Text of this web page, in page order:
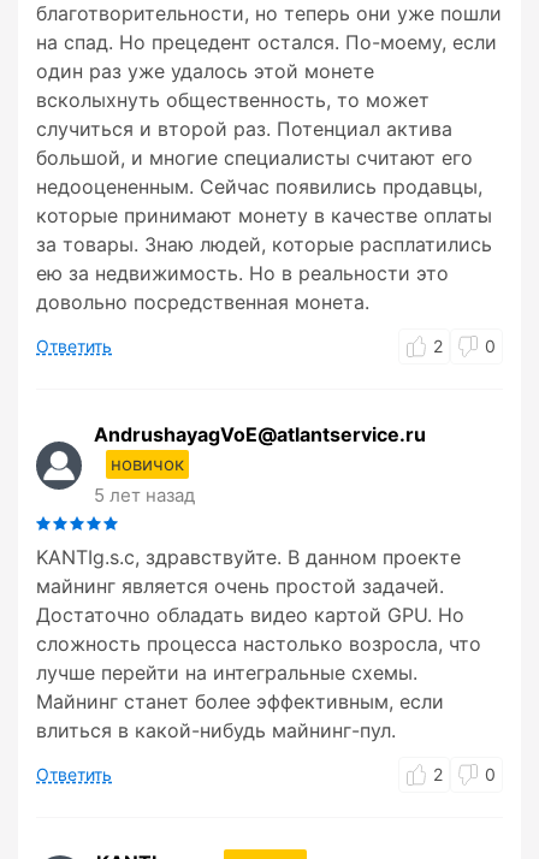
благотворительности, но теперь они уже пошли
на спад. Но прецедент остался. По-моему, если
один раз уже удалось этой монете
всколыхнуть общественность, то может
случиться и второй раз. Потенциал актива
большой, и многие специалисты считают его
недооцененным. Сейчас появились продавцы,
которые принимают монету в качестве оплаты
за товары. Знаю людей, которые расплатились
ею за недвижимость. Но в реальности это
довольно посредственная монета.
Ответить 2 0
AndrushayagVoE@atlantservice.ru
новичок
5 лет назад
KANTIg.s.c, здравствуйте. В данном проекте
майнинг является очень простой задачей.
Достаточно обладать видео картой GPU. Но
сложность процесса настолько возросла, что
лучше перейти на интегральные схемы.
Майнинг станет более эффективным, если
влиться в какой-нибудь майнинг-пул.
Ответить 2 0